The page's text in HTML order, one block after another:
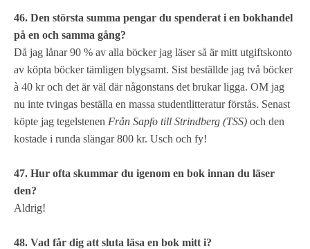
46. Den största summa pengar du spenderat i en bokhandel
på en och samma gång?
Då jag lånar 90 % av alla böcker jag läser så är mitt utgiftskonto
av köpta böcker tämligen blygsamt. Sist beställde jag två böcker
à 40 kr och det är väl där någonstans det brukar ligga. OM jag
nu inte tvingas beställa en massa studentlitteratur förstås. Senast
köpte jag tegelstenen Från Sapfo till Strindberg (TSS) och den
kostade i runda slängar 800 kr. Usch och fy!
47. Hur ofta skummar du igenom en bok innan du läser
den?
Aldrig!
48. Vad får dig att sluta läsa en bok mitt i?